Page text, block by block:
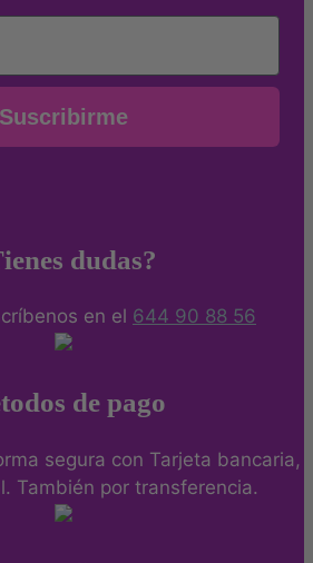
Suscribirme
dudas?
en el 644 90 88 56
de pago
segura con Tarjeta bancaria,
También por transferencia.